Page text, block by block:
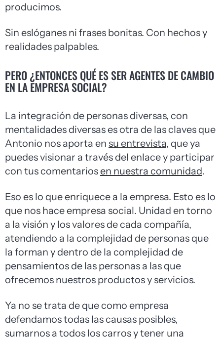
producimos.
Sin eslóganes ni frases bonitas. Con hechos y
realidades palpables.
PERO ¿ENTONCES QUÉ ES SER AGENTES DE CAMBIO
EN LA EMPRESA SOCIAL?
La integración de personas diversas, con
mentalidades diversas es otra de las claves que
Antonio nos aporta en su entrevista, que ya
puedes visionar a través del enlace y participar
con tus comentariosen nuestra comunidad.
Eso es lo que enriquece a la empresa. Esto es lo
que nos hace empresa social. Unidad en torno
a la visión y los valores de cada compañía,
atendiendo a la complejidad de personas que
la forman y dentro de la complejidad de
pensamientos de las personas a las que
ofrecemos nuestros productos y servicios.
Ya no se trata de que como empresa
defendamos todas las causas posibles,
sumarnos a todos los carros y tener una